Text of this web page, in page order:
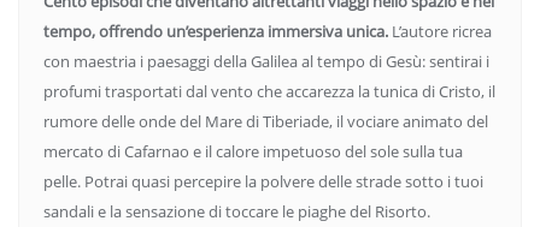
tempo, offrendo un’esperienza immersiva unica. L’autore ricrea
con maestria i paesaggi della Galilea al tempo di Gesù: sentirai i
profumi trasportati dal vento che accarezza la tunica di Cristo, il
rumore delle onde del Mare di Tiberiade, il vociare animato del
mercato di Cafarnao e il calore impetuoso del sole sulla tua
pelle. Potrai quasi percepire la polvere delle strade sotto i tuoi
sandali e la sensazione di toccare le piaghe del Risorto.